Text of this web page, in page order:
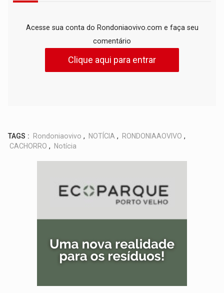
Acesse sua conta do Rondoniaovivo.com e faça seu
comentário
Clique aqui para entrar
TAGS : Rondoniaovivo , NOTÍCIA , RONDONIAAOVIVO ,
CACHORRO , Notícia